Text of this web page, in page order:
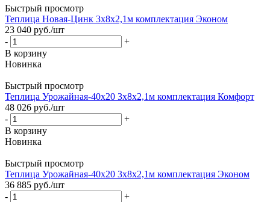
Быстрый просмотр
Теплица Новая-Цинк 3х8х2,1м комплектация Эконом
23 040 руб./шт
-
+
В корзину
Новинка
Быстрый просмотр
Теплица Урожайная-40х20 3х8х2,1м комплектация Комфорт
48 026 руб./шт
-
+
В корзину
Новинка
Быстрый просмотр
Теплица Урожайная-40х20 3х8х2,1м комплектация Эконом
36 885 руб./шт
-
+